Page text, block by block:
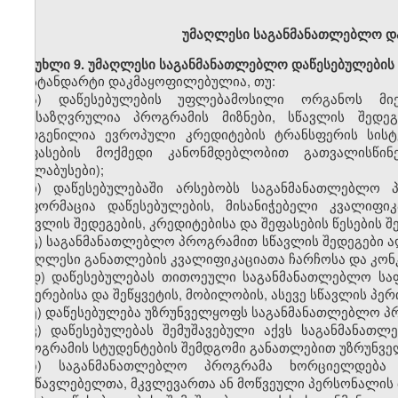
უმაღლესი საგანმანათლებლო
მუხლი9. უმაღლესი საგანმანათლებლო
სტანდარტი დაკმაყოფილებულია, თუ:
ა)
დაწესებულებისუფლებამოსილი ორგანოს
განსაზღვრულია პროგრამის მიზნები, სწავლის
შედგენილია ევროპული კრედიტების ტრანსფერის
შეფასების მოქმედი კანონმდებლობით
(სილაბუსები);
ბ)
დაწესებულებაში არსებობს
ინფორმაცია დაწესებულების, მისანიჭებელი
სწავლის შედეგების, კრედიტებისა და შეფასების წესების
გ) საგანმანათლებლო პროგრამით სწავლის
უმაღლესი განათლების კვალიფიკაციათა ჩარჩოსა და
დ) დაწესებულებას თითოეული საგანმანათლებლო
შეჩერებისა და შეწყვეტის, მობილობის, ასევე სწავლის
ე) დაწესებულება უზრუნველყოფს საგანმანათლებლო
ვ) დაწესებულებას შემუშავებული აქვს
პროგრამის სტუდენტების შემდგომი განათლებით
ზ)
საგანმანათლებლო პროგრამა
მასწავლებელთა, მკვლევართა ან მოწვეული პერსონალის